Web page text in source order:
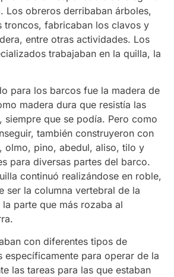
Los obreros derribaban árboles,
troncos, fabricaban los clavos y
entre otras actividades. Los
trabajaban en la quilla, la
para los barcos fue la madera de
madera dura que resistía las
siempre que se podía. Pero como
también construyeron con
olmo, pino, abedul, aliso, tilo y
para diversas partes del barco.
continuó realizándose en roble,
ser la columna vertebral de la
parte que más rozaba al
con diferentes tipos de
específicamente para operar de la
las tareas para las que estaban